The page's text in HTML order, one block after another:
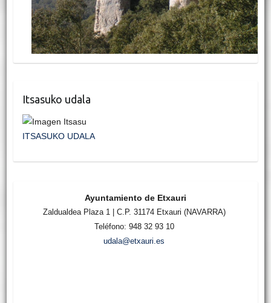
Itsasuko udala
ITSASUKO UDALA
Ayuntamiento de Etxauri
Zaldualdea Plaza 1 | C.P. 31174 Etxauri (NAVARRA)
Teléfono: 948 32 93 10
udala@etxauri.es